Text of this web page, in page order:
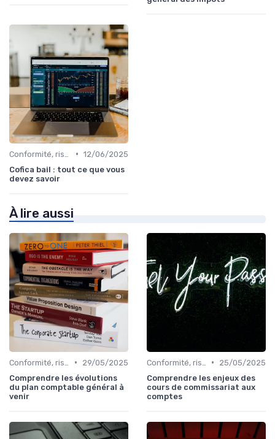
• 12/06/2025
Cofica bail : tout ce que vous
devez savoir
À lire aussi
•
29/05/2025
Comprendre les évolutions
du plan comptable général à
venir
•
25/05/2025
Comprendre les enjeux des
cours de commissariat aux
comptes